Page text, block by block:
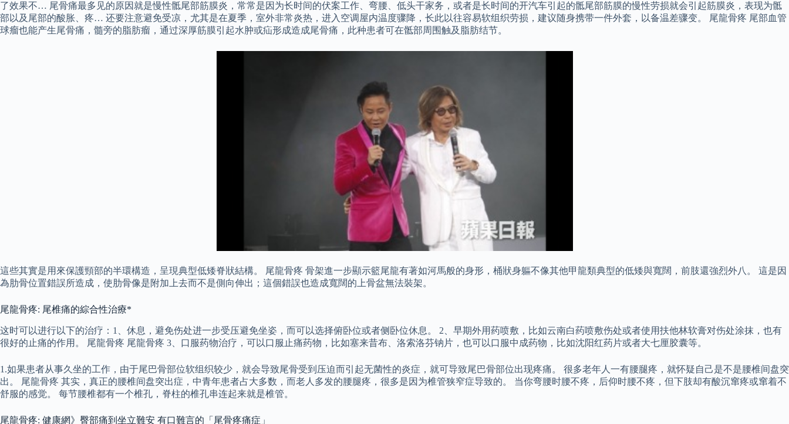
了效果不… 尾骨痛最多见的原因就是慢性骶尾部筋膜炎，常常是因为长时间的伏案工作、弯腰、低头干家务，或者是长时间的开汽车引起的骶尾部筋膜的慢性劳损就会引起筋膜炎，表现为骶
部以及尾部的酸胀、疼… 还要注意避免受凉，尤其是在夏季，室外非常炎热，进入空调屋内温度骤降，长此以往容易软组织劳损，建议随身携带一件外套，以备温差骤变。 尾龍骨疼 尾部血管
球瘤也能产生尾骨痛，髓旁的脂肪瘤，通过深厚筋膜引起水肿或疝形成造成尾骨痛，此种患者可在骶部周围触及脂肪结节。
這些其實是用來保護頸部的半環構造，呈現典型低矮脊狀結構。 尾龍骨疼 骨架進一步顯示籃尾龍有著如河馬般的身形，桶狀身軀不像其他甲龍類典型的低矮與寬闊，前肢還強烈外八。 這是因
為肋骨位置錯誤所造成，使肋骨像是附加上去而不是側向伸出；這個錯誤也造成寬闊的上骨盆無法裝架。
尾龍骨疼: 尾椎痛的綜合性治療*
这时可以进行以下的治疗：1、休息，避免伤处进一步受压避免坐姿，而可以选择俯卧位或者侧卧位休息。 2、早期外用药喷敷，比如云南白药喷敷伤处或者使用扶他林软膏对伤处涂抹，也有
很好的止痛的作用。 尾龍骨疼 尾龍骨疼 3、口服药物治疗，可以口服止痛药物，比如塞来昔布、洛索洛芬钠片，也可以口服中成药物，比如沈阳红药片或者大七厘胶囊等。
1.如果患者从事久坐的工作，由于尾巴骨部位软组织较少，就会导致尾骨受到压迫而引起无菌性的炎症，就可导致尾巴骨部位出现疼痛。 很多老年人一有腰腿疼，就怀疑自己是不是腰椎间盘突
出。 尾龍骨疼 其实，真正的腰椎间盘突出症，中青年患者占大多数，而老人多发的腰腿疼，很多是因为椎管狭窄症导致的。 当你弯腰时腰不疼，后仰时腰不疼，但下肢却有酸沉窜疼或窜着不
舒服的感觉。 每节腰椎都有一个椎孔，脊柱的椎孔串连起来就是椎管。
尾龍骨疼: 健康網》臀部痛到坐立難安 有口難言的「尾骨疼痛症」